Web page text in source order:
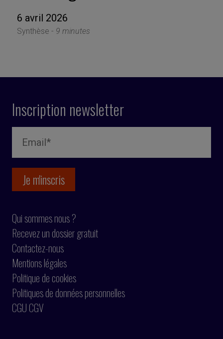
6 avril 2026
Synthèse - 9 minutes
Inscription newsletter
Qui sommes nous ?
Recevez un dossier gratuit
Contactez-nous
Mentions légales
Politique de cookies
Politiques de données personnelles
CGU CGV